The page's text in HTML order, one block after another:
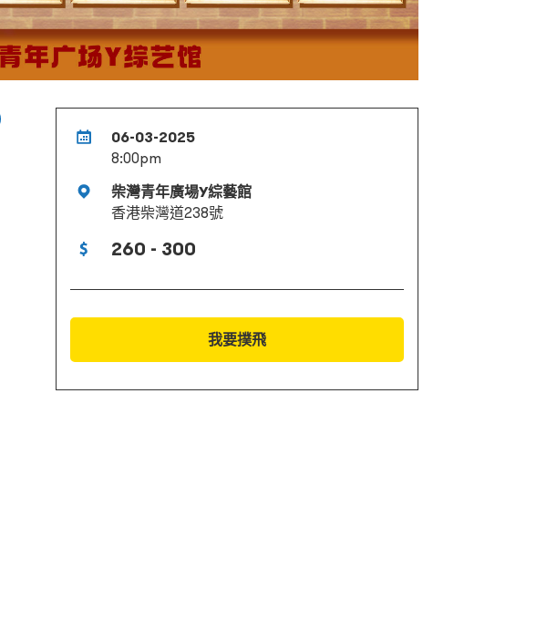
06-03-2025
8:00pm
柴灣青年廣場Y綜藝館
香港柴灣道238號
260 - 300
我要撲飛